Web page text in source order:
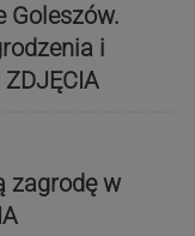
Goleszów.
i
zagrodę w